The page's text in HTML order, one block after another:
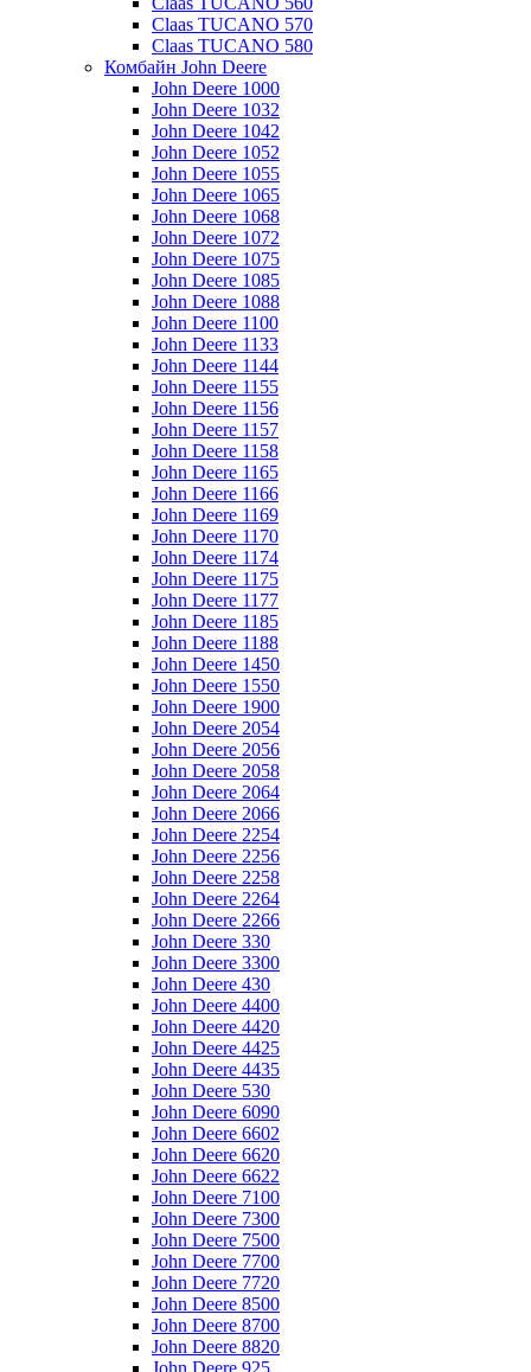
Claas TUCANO 570
Claas TUCANO 580
Комбайн John Deere
John Deere 1000
John Deere 1032
John Deere 1042
John Deere 1052
John Deere 1055
John Deere 1065
John Deere 1068
John Deere 1072
John Deere 1075
John Deere 1085
John Deere 1088
John Deere 1100
John Deere 1133
John Deere 1144
John Deere 1155
John Deere 1156
John Deere 1157
John Deere 1158
John Deere 1165
John Deere 1166
John Deere 1169
John Deere 1170
John Deere 1174
John Deere 1175
John Deere 1177
John Deere 1185
John Deere 1188
John Deere 1450
John Deere 1550
John Deere 1900
John Deere 2054
John Deere 2056
John Deere 2058
John Deere 2064
John Deere 2066
John Deere 2254
John Deere 2256
John Deere 2258
John Deere 2264
John Deere 2266
John Deere 330
John Deere 3300
John Deere 430
John Deere 4400
John Deere 4420
John Deere 4425
John Deere 4435
John Deere 530
John Deere 6090
John Deere 6602
John Deere 6620
John Deere 6622
John Deere 7100
John Deere 7300
John Deere 7500
John Deere 7700
John Deere 7720
John Deere 8500
John Deere 8700
John Deere 8820
John Deere 925